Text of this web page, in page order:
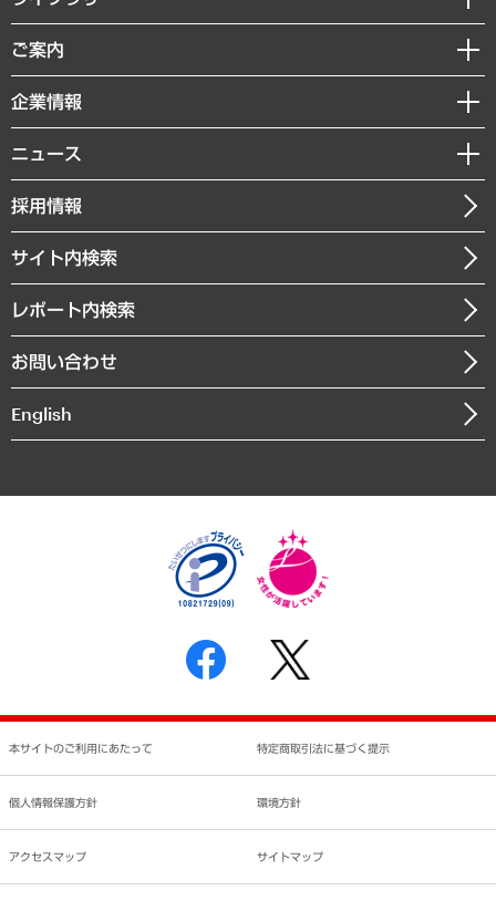
組織・人事戦略
デジタルイノベーション
共生・ダイバーシティ
GRC（ガバナンス・リスク・コンプライアンス）・防災（政策）
経済・産業・雇用・労働
まちづくり・観光・交通・スポーツ・スマートシティ
自然資源・農林水産業・食料システム
経済調査
レポート
コラム
経営用語集
受託・受注実績（官公庁関連）
メディア掲載・出演
ご案内
セミナー・イベント情報
MUFGビジネスセミナー
受託案件情報
企業情報
私たちの想い
社長メッセージ
会社概要
沿革
組織図・本部部室紹介
インドネシア現地法人
個人情報保護方針
反社会的勢力に対する基本方針
書面による個人情報の開示等の請求の手続きについて
ニュース
ニュースリリース
お知らせ
採用情報
サイト内検索
レポート内検索
お問い合わせ
English
本サイトのご利用にあたって 特定商取引法に基づく提示
個人情報保護方針 環境方針
アクセスマップ サイトマップ